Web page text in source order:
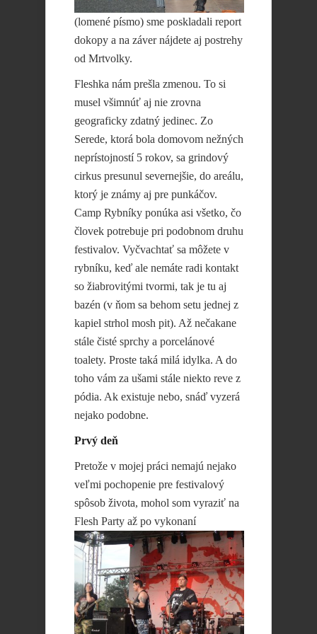
(lomené písmo) sme poskladali report
dokopy a na záver nájdete aj postrehy
od Mrtvolky.
Fleshka nám prešla zmenou. To si
musel všimnúť aj nie zrovna
geograficky zdatný jedinec. Zo
Serede, ktorá bola domovom nežných
neprístojností 5 rokov, sa grindový
cirkus presunul severnejšie, do areálu,
ktorý je známy aj pre punkáčov.
Camp Rybníky ponúka asi všetko, čo
človek potrebuje pri podobnom druhu
festivalov. Vyčvachtať sa môžete v
rybníku, keď ale nemáte radi kontakt
so žiabrovitými tvormi, tak je tu aj
bazén (v ňom sa behom setu jednej z
kapiel strhol mosh pit). Až nečakane
stále čisté sprchy a porcelánové
toalety. Proste taká milá idylka. A do
toho vám za ušami stále niekto reve z
pódia. Ak existuje nebo, snáď vyzerá
nejako podobne.
Prvý deň
Pretože v mojej práci nemajú nejako
veľmi pochopenie pre festivalový
spôsob života, mohol som vyraziť na
Flesh Party až po vykonaní